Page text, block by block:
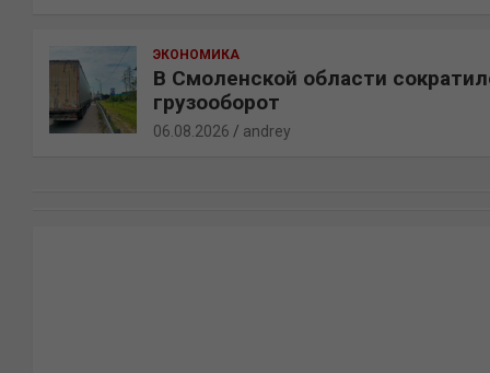
ЭКОНОМИКА
В Смоленской области
грузооборот
06.08.2026 andrey